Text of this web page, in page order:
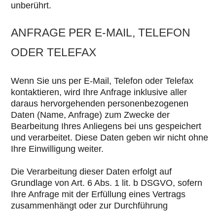
unberührt.
ANFRAGE PER E-MAIL, TELEFON
ODER TELEFAX
Wenn Sie uns per E-Mail, Telefon oder Telefax
kontaktieren, wird Ihre Anfrage inklusive aller
daraus hervorgehenden personenbezogenen
Daten (Name, Anfrage) zum Zwecke der
Bearbeitung Ihres Anliegens bei uns gespeichert
und verarbeitet. Diese Daten geben wir nicht ohne
Ihre Einwilligung weiter.
Die Verarbeitung dieser Daten erfolgt auf
Grundlage von Art. 6 Abs. 1 lit. b DSGVO, sofern
Ihre Anfrage mit der Erfüllung eines Vertrags
zusammenhängt oder zur Durchführung